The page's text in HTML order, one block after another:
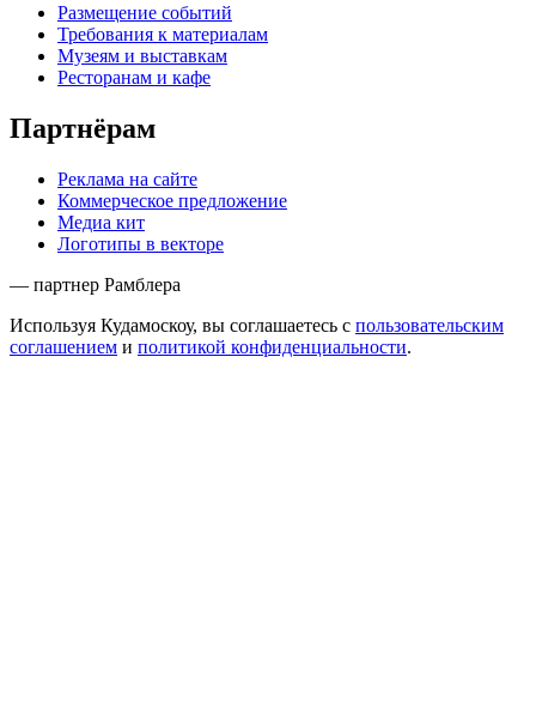
Размещение событий
Требования к материалам
Музеям и выставкам
Ресторанам и кафе
Партнёрам
Реклама на сайте
Коммерческое предложение
Медиа кит
Логотипы в векторе
— партнер Рамблера
Используя Кудамоскоу, вы соглашаетесь с пользовательским
соглашением и политикой конфиденциальности.